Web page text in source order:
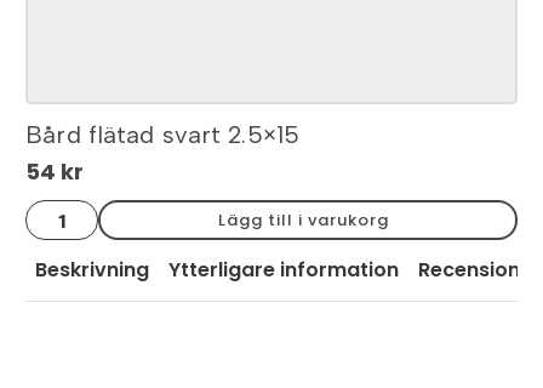
Bård flätad svart 2.5×15
54 kr
Bård
flätad
svart
2.5x15
mängd
Lägg till i varukorg
Beskrivning Ytterligare information